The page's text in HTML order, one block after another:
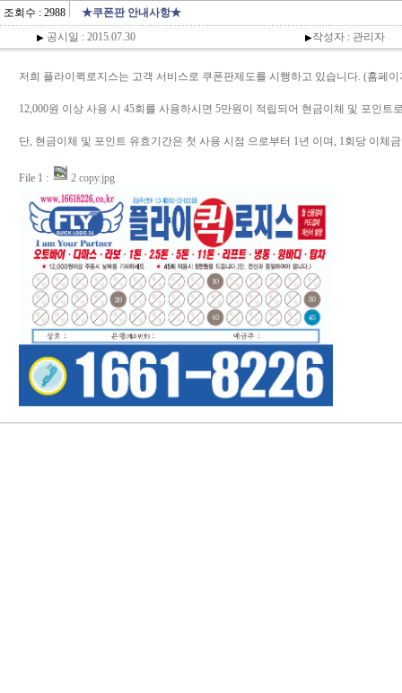
조회수 : 2988 ★쿠폰판 안내사항★
▶ 공시일 : 2015.07.30 ▶작성자 : 관리자
저희 플라이퀵로지스는 고객 서비스로 쿠폰판제도를 시행하고 있습니다. (홈페
12,000원 이상 사용 시 45회를 사용하시면 5만원이 적립되어 현금이체 및 포인트
단, 현금이체 및 포인트 유효기간은 첫 사용 시점 으로부터 1년 이며, 1회당 이체
File 1 : 2 copy.jpg